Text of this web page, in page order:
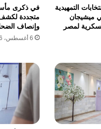
التمهيدية
ميشيجان
لمصر
في ذكرى
متجددة
وإنصاف
6 أغسطس، 2026